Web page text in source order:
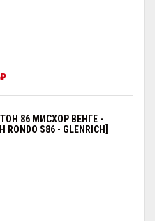
₽
86 МИСХОР ВЕНГЕ -
S86 - GLENRICH]